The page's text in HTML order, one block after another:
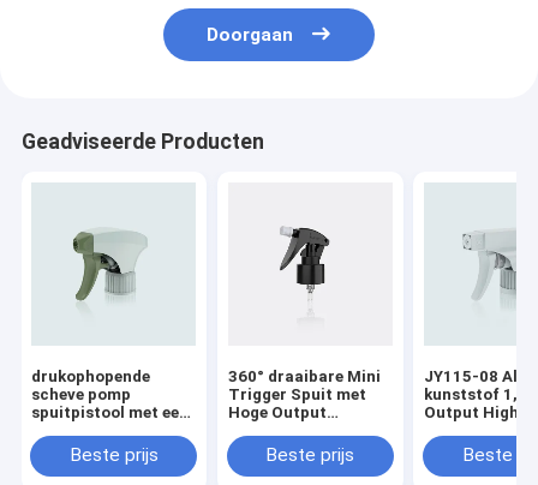
Doorgaan
Geadviseerde Producten
drukophopende
scheve pomp
spuitpistool met een
kracht JY118
Beste prijs
360° draaibare Mini
Trigger Spuit met
Hoge Output
Beste prijs
JY115-08 Alle
kunststof
Output High
omgeven voor
huishoudelijke
Beste